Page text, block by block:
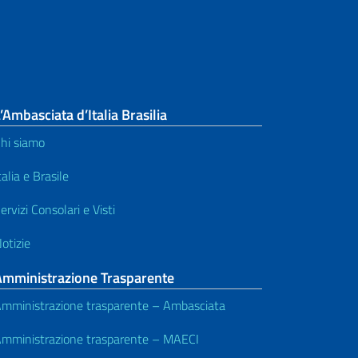
d’Italia Brasilia
siamo
e Brasile
Consolari e Visti
Trasparente
trasparente – Ambasciata
trasparente – MAECI